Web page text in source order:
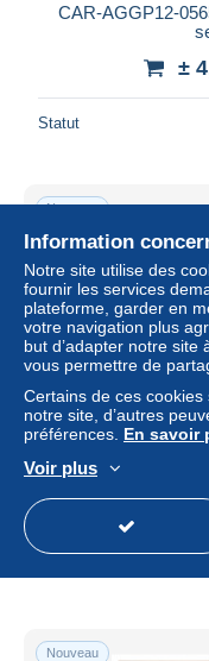
CAR-AGGP12-
±
Statut
Nouveau
CAR-AGGP13-
±
Nouveau
Information
Notre site utilise des
fournir les services
plateforme, garder en
votre navigation plus
but d’adapter notre site
vous permettre de
Certains de ces
notre site, d’autres
préférences. En savoir
Voir plus